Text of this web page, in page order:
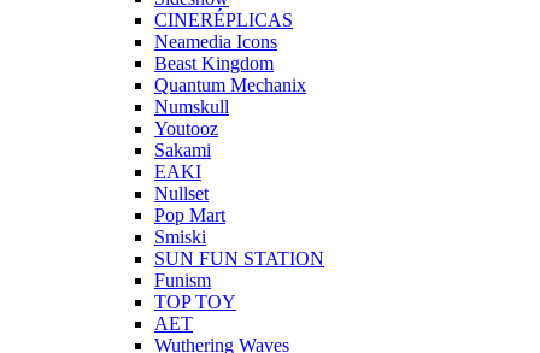
CINERÉPLICAS
Neamedia Icons
Beast Kingdom
Quantum Mechanix
Numskull
Youtooz
Sakami
EAKI
Nullset
Pop Mart
Smiski
SUN FUN STATION
Funism
TOP TOY
AET
Wuthering Waves